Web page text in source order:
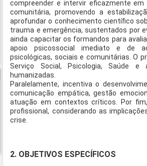
compreender e intervir eficazmente
comunitária, promovendo a
aprofundar o conhecimento científico
trauma e emergência, sustentados por
ainda capacitar os formandos para
apoio psicossocial imediato e de
psicológicas, sociais e comunitárias. O
Serviço Social, Psicologia, Saúde
humanizadas.
Paralelamente, incentiva o
comunicação empática, gestão
atuação em contextos críticos. Por
profissional, considerando as
crise.
2. OBJETIVOS ESPECÍFICOS